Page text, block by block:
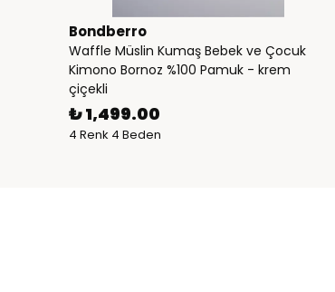
Bondberro
Waffle Müslin Kumaş Bebek ve Çocuk
Kimono Bornoz %100 Pamuk - krem
çiçekli
₺ 1,499.00
4 Renk 4 Beden